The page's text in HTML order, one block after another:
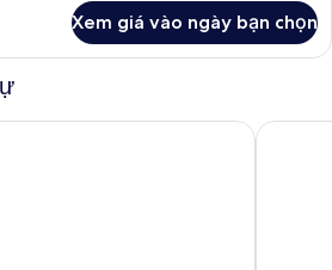
Xem giá vào ngày bạn chọn
de Allende La